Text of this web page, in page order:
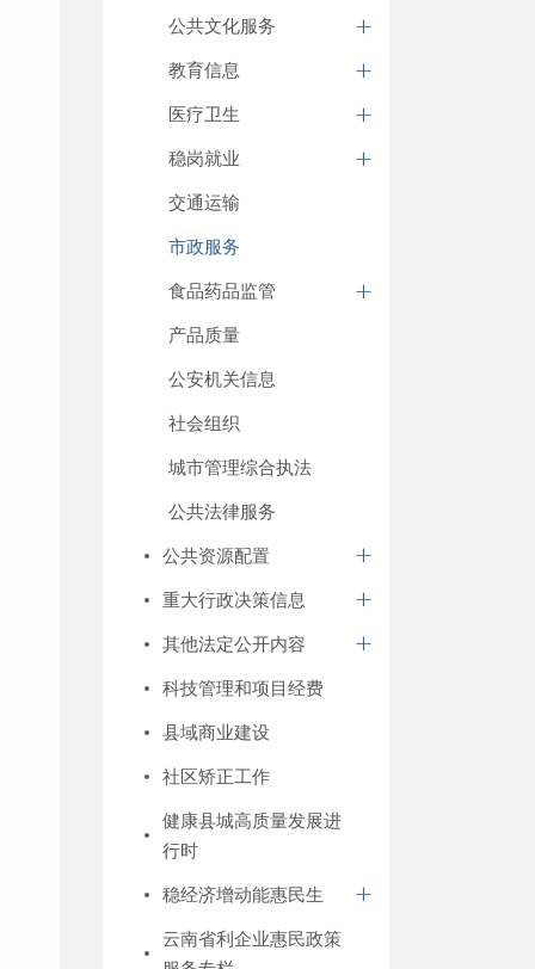
公共文化服务
教育信息
医疗卫生
稳岗就业
交通运输
市政服务
食品药品监管
产品质量
公安机关信息
社会组织
城市管理综合执法
公共法律服务
公共资源配置
重大行政决策信息
其他法定公开内容
科技管理和项目经费
县域商业建设
社区矫正工作
健康县城高质量发展进
行时
稳经济增动能惠民生
云南省利企业惠民政策